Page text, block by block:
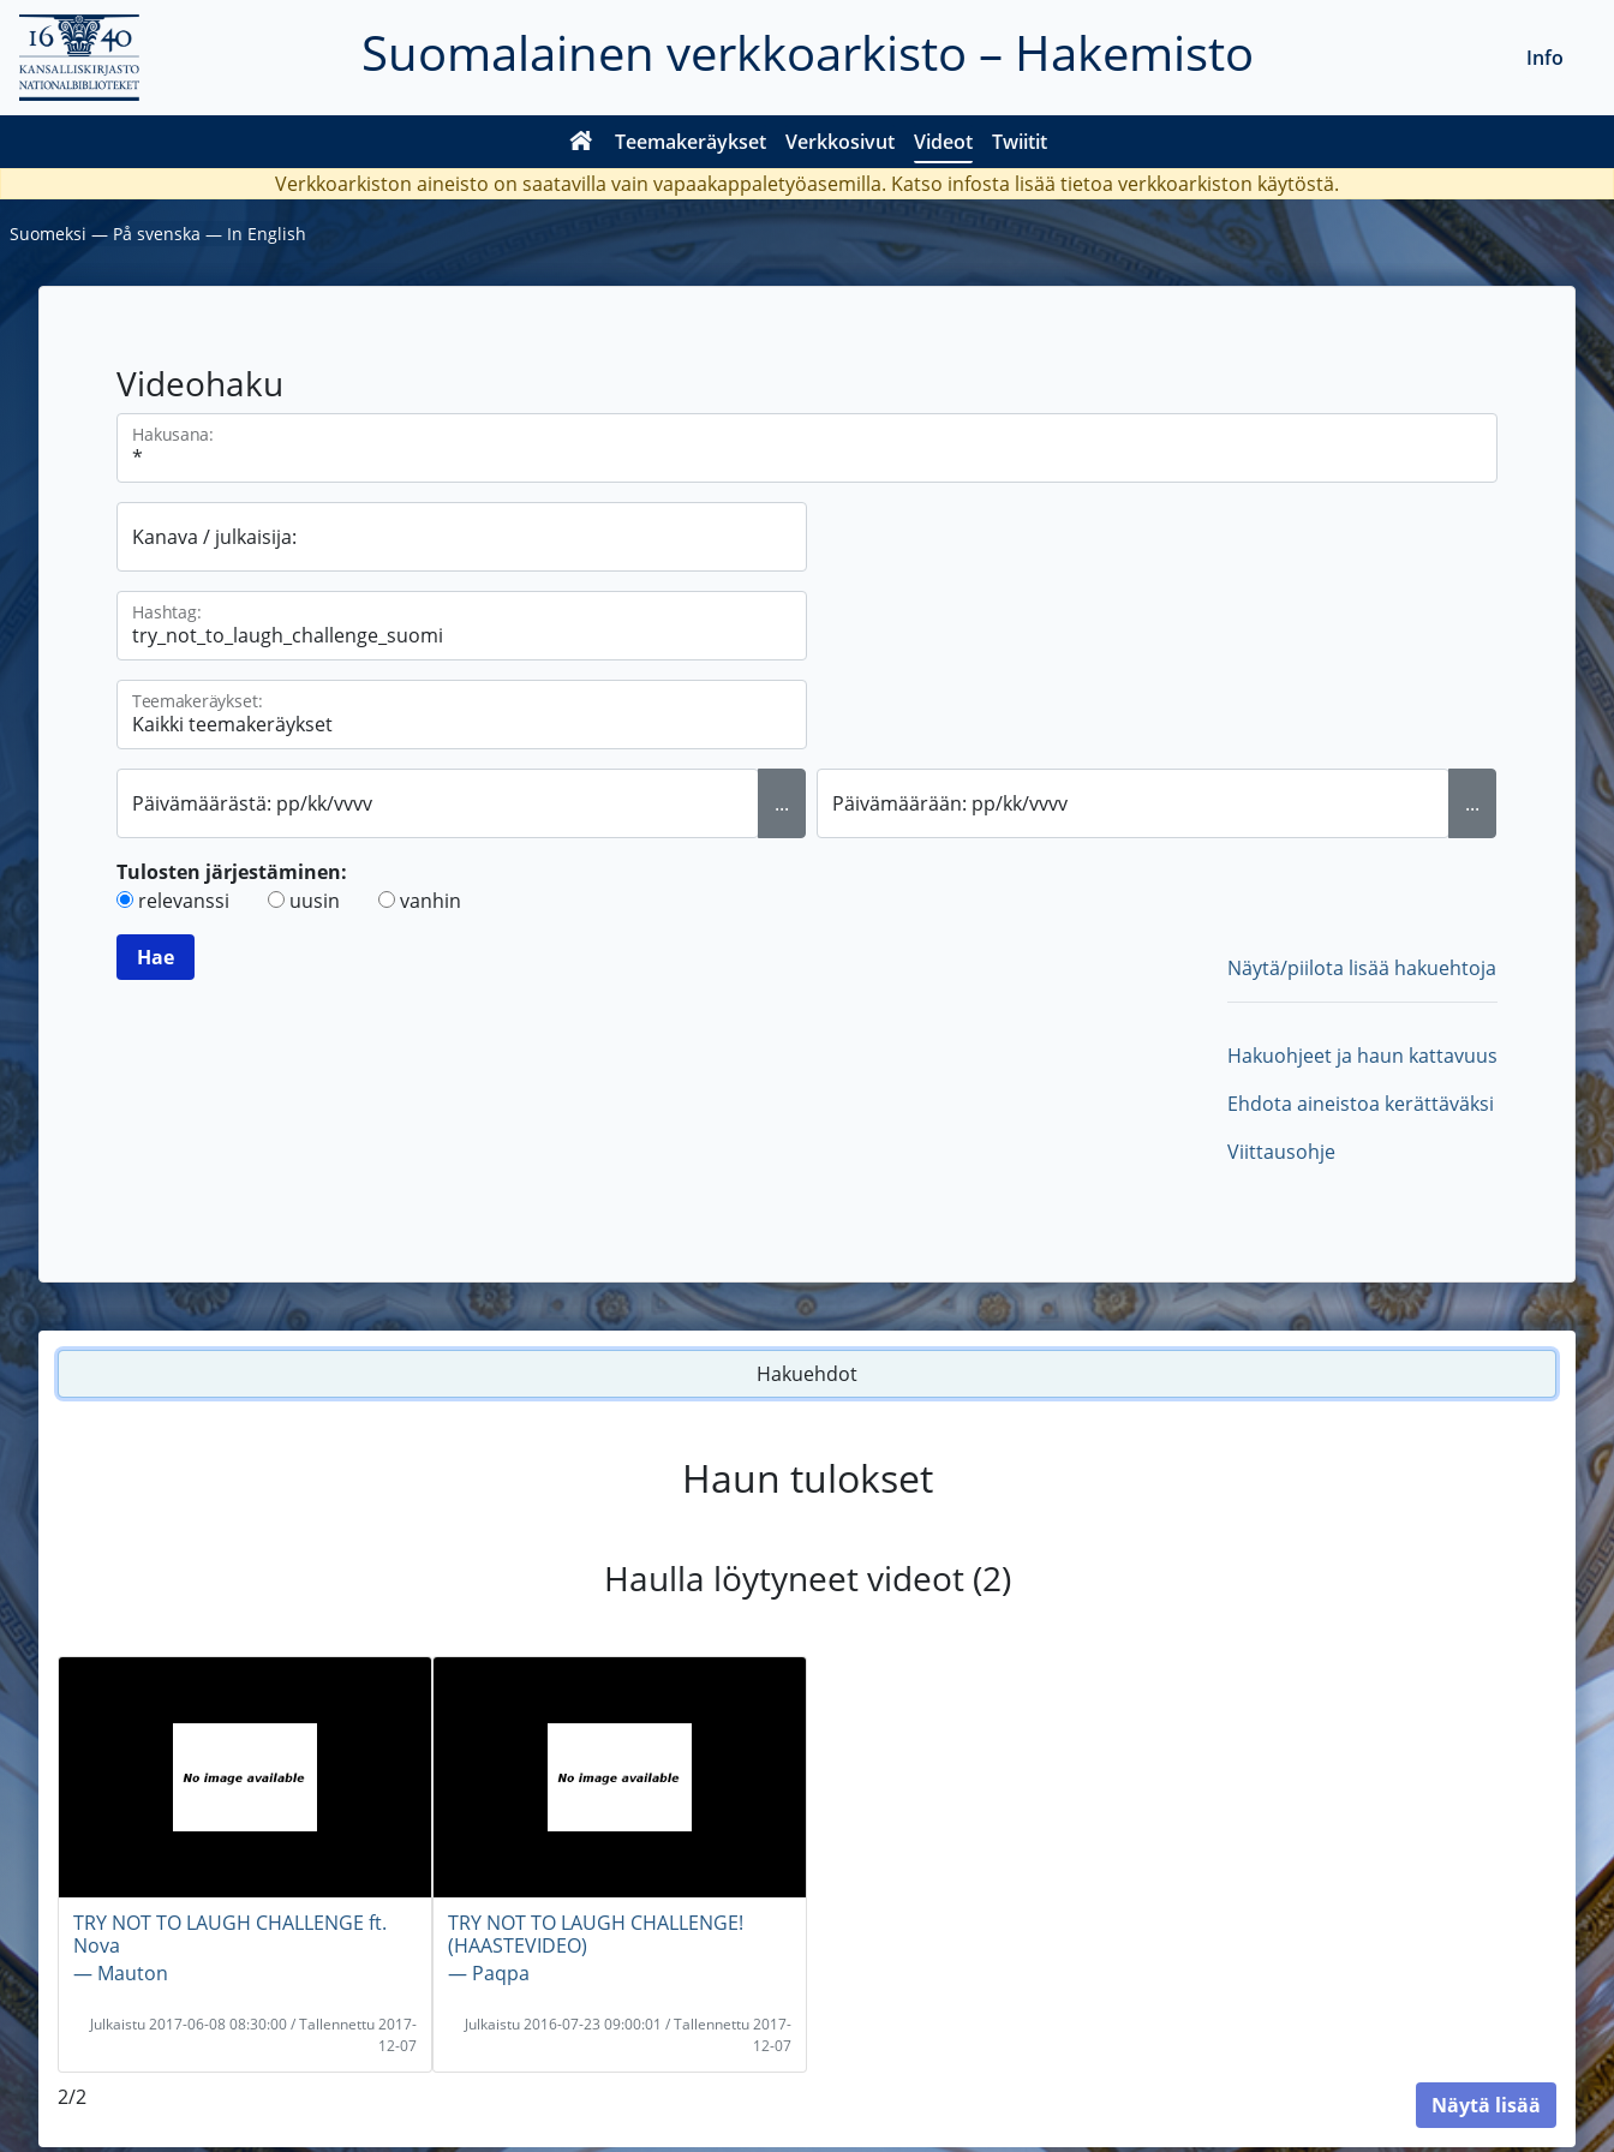
Suomalainen verkkoarkisto – Hakemisto
Teemakeräykset Verkkosivut Videot Twiitit
Info
Verkkoarkiston aineisto on saatavilla vain vapaakappaletyöasemilla. Katso infosta lisää tietoa verkkoarkiston käytöstä.
Suomeksi ― På svenska ― In English
Videohaku
Hakusana:
Kanava / julkaisija:
Hashtag:
Teemakeräykset:
Päivämäärästä: pp/kk/vvvv ... Päivämäärään: pp/kk/vvvv ...
Tulosten järjestäminen:
relevanssi
uusin vanhin
Näytä/piilota lisää hakuehtoja
Hakuohjeet ja haun kattavuus
Ehdota aineistoa kerättäväksi
Viittausohje
Hakuehdot
Haun tulokset
Haulla löytyneet videot (2)
TRY NOT TO LAUGH CHALLENGE ft.
Nova
― Mauton
Julkaistu 2017-06-08 08:30:00 / Tallennettu 2017-
12-07
TRY NOT TO LAUGH CHALLENGE!
(HAASTEVIDEO)
― Paqpa
Julkaistu 2016-07-23 09:00:01 / Tallennettu 2017-
12-07
2/2 Näytä lisää